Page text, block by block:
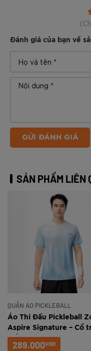
Đánh giá của bạn về
GỬI ĐÁNH GIÁ
SẢN PHẨM LIÊN
QUẦN ÁO PICKLEBALL
Áo Thi Đấu Pickleball
Aspire Signature – Cổ
Trắng xanh
289.000VNĐ